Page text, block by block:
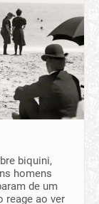
biquini,
homens
de um
reage ao ver